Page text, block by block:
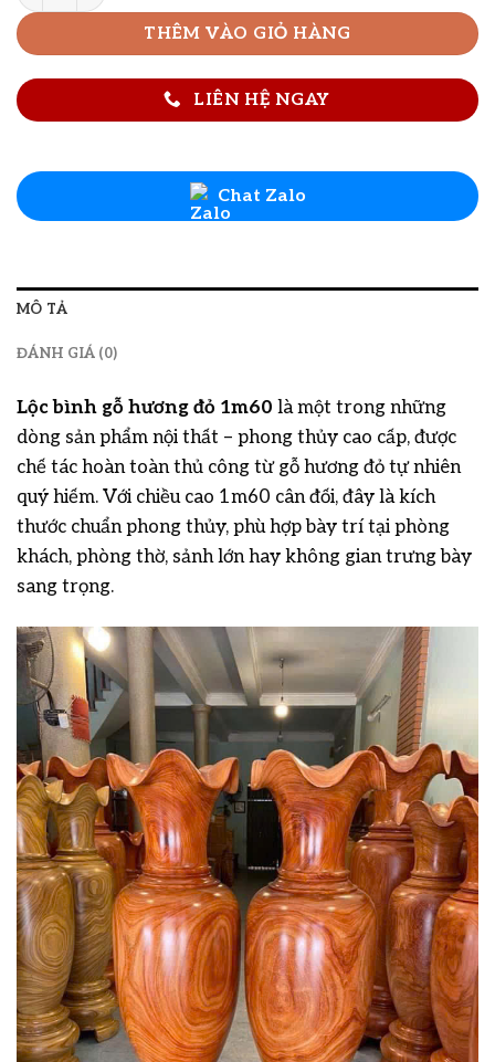
THÊM VÀO GIỎ HÀNG
LIÊN HỆ NGAY
Chat Zalo
MÔ TẢ
ĐÁNH GIÁ (0)
Lộc bình gỗ hương đỏ 1m60 là một trong những
dòng sản phẩm nội thất – phong thủy cao cấp, được
chế tác hoàn toàn thủ công từ gỗ hương đỏ tự nhiên
quý hiếm. Với chiều cao 1m60 cân đối, đây là kích
thước chuẩn phong thủy, phù hợp bày trí tại phòng
khách, phòng thờ, sảnh lớn hay không gian trưng bày
sang trọng.